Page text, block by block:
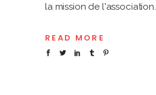
la mission de l'association.
READ MORE